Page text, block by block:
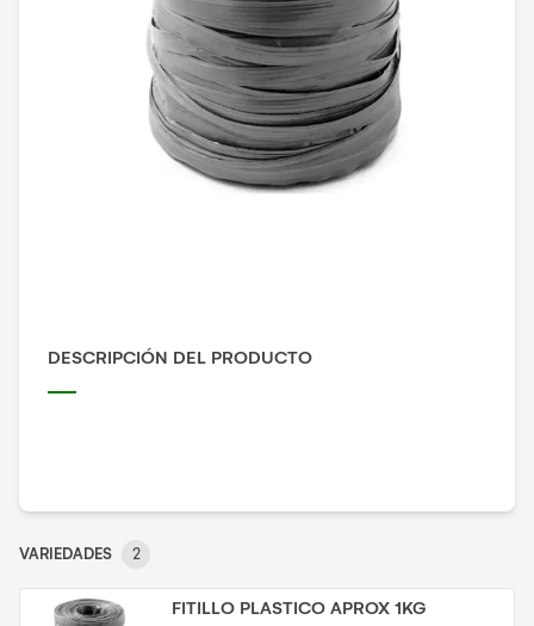
DESCRIPCIÓN DEL PRODUCTO
VARIEDADES 2
FITILLO PLASTICO APROX 1KG